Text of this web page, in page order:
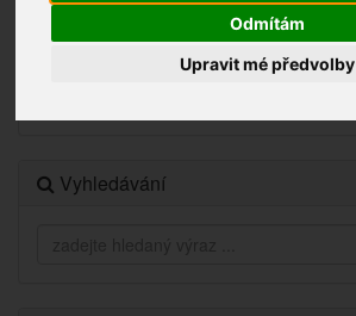
Odmítám
Upravit mé předvolby
Novinky
Vyhledávání